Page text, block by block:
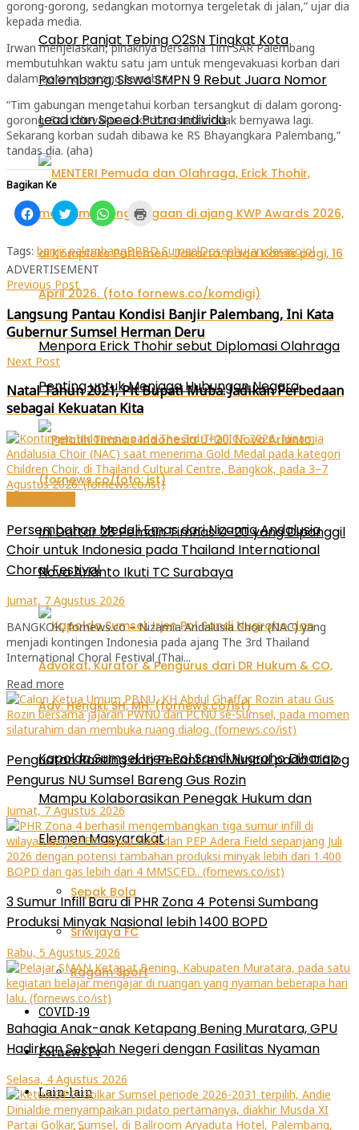
Cabor Panjat Tebing O2SN Tingkat Kota
Palembang, Siswa SMPN 9 Rebut Juara Nomor
Lead dan Speed Putra Individu
Menpora Erick Thohir sebut Diplomasi Olahraga
Penting untuk Menjaga Hubungan Negara
Ini Daftar 28 Pemain Timnas U-20 yang Dipanggil
Nova Arianto Ikuti TC Surabaya
Kapolda Sumsel Irjen Pol Sandi Nugroho Diharap
Mampu Kolaborasikan Penegak Hukum dan
Elemen Masyarakat
Sepak Bola
Sriwijaya FC
Ragam Sport
COVID-19
FornewsTv
Lain-lain
gorong-gorong, sedangkan motornya tergeletak di jalan,” ujar dia
kepada media.
Irwan menjelaskan, pihaknya bersama Tim SAR Palembang
membutuhkan waktu satu jam untuk mengevakuasi korban dari
dalam gorong-gorong tersebut.
“Tim gabungan mengetahui korban tersangkut di dalam gorong-
gorong. Saat dievakuasi, korban sudah tidak bernyawa lagi.
Sekarang korban sudah dibawa ke RS Bhayangkara Palembang,”
tandas dia. (aha)
Bagikan Ke
Klik
untuk
membagikan
Facebook(Membuka
di
jendela
yang
baru)
Klik
untuk
berbagi
Twitter(Membuka
di
jendela
yang
baru)
Klik
untuk
WhatsApp(Membuka
di
baru)
Klik
untuk
jendela
yang
Tags: banjir palembangBPBD SumselDosenhujan derasojol
ADVERTISEMENT
Previous Post
Langsung Pantau Kondisi Banjir Palembang, Ini Kata
Gubernur Sumsel Herman Deru
Next Post
Natal Tahun 2021, Plt Bupati Muba: Jadikan Perbedaan
sebagai Kekuatan Kita
Persembahan Medali Emas dari Nizamia Andalusia
Choir untuk Indonesia pada Thailand International
Choral Festival
Jumat, 7 Agustus 2026
BANGKOK, fornews.co – Nizamia Andalusia Choir (NAC) yang
menjadi kontingen Indonesia pada ajang The 3rd Thailand
International Choral Festival (Thai...
Read more
Penguatan Ranting dan Pesantren Muncul pada Dialog
Pengurus NU Sumsel Bareng Gus Rozin
Jumat, 7 Agustus 2026
3 Sumur Infill Baru di PHR Zona 4 Potensi Sumbang
Produksi Minyak Nasional lebih 1400 BOPD
Rabu, 5 Agustus 2026
Bahagia Anak-anak Ketapang Bening Muratara, GPU
Hadirkan Sekolah Negeri dengan Fasilitas Nyaman
Selasa, 4 Agustus 2026